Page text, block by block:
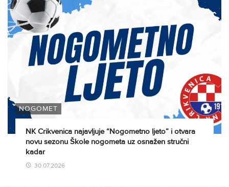
NOGOMET
NK Crikvenica najavljuje “Nogometno ljeto” i otvara
novu sezonu Škole nogometa uz osnažen stručni
kadar
30.07.2026